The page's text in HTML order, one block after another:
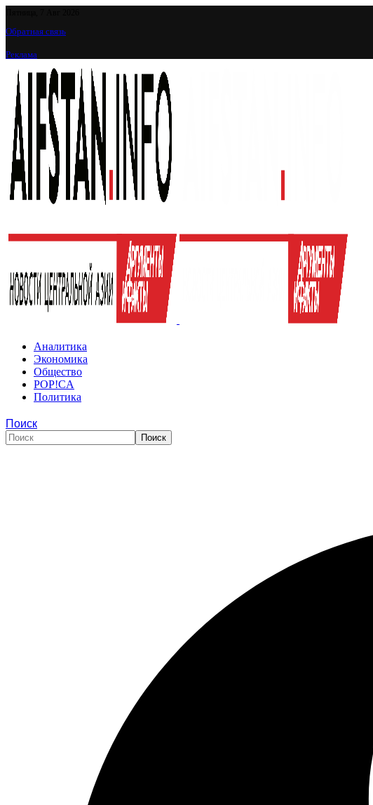
Обратная связь
Реклама
Аналитика
Экономика
Общество
POP!CA
Политика
Поиск